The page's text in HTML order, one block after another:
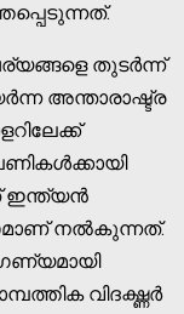
തുടർന്ന്
അന്താരാഷ്ട്ര
ഇന്ത്യൻ
നൽകുന്നത്.
വിദഗ്ദ്ധർ